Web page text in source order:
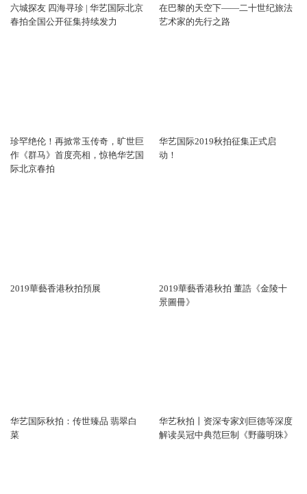
六城探友 四海寻珍 | 华艺国际北京
春拍全国公开征集持续发力
在巴黎的天空下——二十世纪旅法
艺术家的先行之路
珍罕绝伦！再掀常玉传奇，旷世巨
作《群马》首度亮相，惊艳华艺国
际北京春拍
华艺国际2019秋拍征集正式启
动！
2019華藝香港秋拍預展
2019華藝香港秋拍 董誥《金陵十
景圖冊》
华艺国际秋拍：传世臻品 翡翠白
菜
华艺秋拍丨资深专家刘巨德等深度
解读吴冠中典范巨制《野藤明珠》